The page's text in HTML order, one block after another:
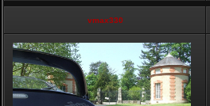
vmax330